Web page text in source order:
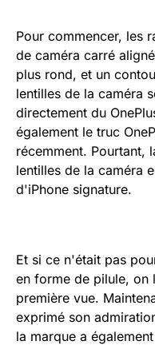
Pour commencer, les
de caméra carré
plus rond, et un
lentilles de la caméra
directement du
également le truc
récemment. Pourtant,
lentilles de la caméra
d'iPhone signature.
Et si ce n'était pas
en forme de pilule, on
première vue.
exprimé son
la marque a